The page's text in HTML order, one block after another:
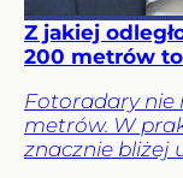
Z jakiej
200 metrów
Fotoradary nie
metrów. W
znacznie bliżej